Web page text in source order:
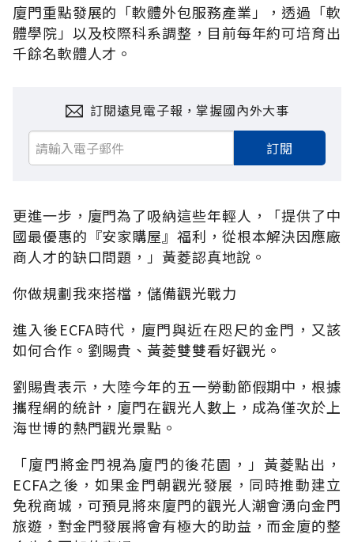
廈門重點發展的「軟體外包服務產業」，透過「軟
體學院」以及校際科系調整，目前每年約可培育出
千餘名軟體人才。
訂閱遠見電子報，掌握國內外大事
訂閱
更進一步，廈門為了吸納這些年輕人，「提供了中
國最優惠的『安家購屋』福利，從根本解決因應廠
商人才的缺口問題，」黃菱認真地說。
你做規劃我來搭檔，儲備觀光戰力
進入後ECFA時代，廈門與近在咫尺的金門，又該
如何合作。劉賜貴、黃菱雙雙看好觀光。
劉賜貴表示，大陸今年的五一勞動節假期中，根據
攜程網的統計，廈門在觀光人數上，成為僅次於上
海世博的熱門觀光景點。
「廈門將金門視為廈門的後花園，」黃菱點出，
ECFA之後，如果金門朝觀光發展，同時推動建立
免稅商城，可預見將來廈門的觀光人潮會湧向金門
旅遊，對金門發展將會有極大的助益，而金廈的整